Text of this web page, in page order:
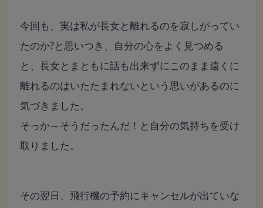
今回も、実は私が長女と離れるのを寂しがってい
たのか?と思いつき、自分の心をよく見つめる
と、長女とまともに話も出来ずにこのまま遠くに
離れるのはいたたまれないという思いがあるのに
気づきました。
そっか～そうだったんだ！と自分の気持ちを受け
取りました。
その翌日、飛行機の予約にキャンセルが出ていな